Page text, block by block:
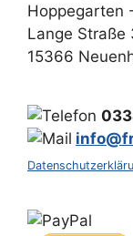
Hoppegarten
Lange Straße
15366